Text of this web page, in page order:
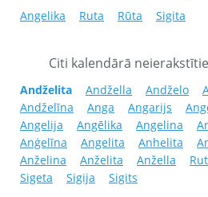
Angelika Ruta Rūta Sigita
Citi kalendārā
Andželita Andžella Andželo
Andželīna
Anga Angarijs
Angelija
Angēlika Angelina
Anģelīna
Angelita Anhelita
Anželina
Anželita Anžella
Sigeta
Sigija Sigits